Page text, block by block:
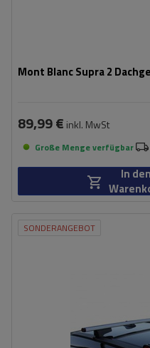
Mont Blanc Supra 2
89,99 € inkl. MwSt
Große Menge verfügbar
In den
SONDERANGEBOT